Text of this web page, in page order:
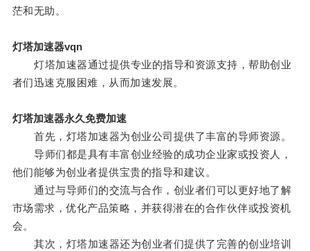
茫和无助。
灯塔加速器vqn
灯塔加速器通过提供专业的指导和资源支持，帮助创业
者们迅速克服困难，从而加速发展。
灯塔加速器永久免费加速
首先，灯塔加速器为创业公司提供了丰富的导师资源。
导师们都是具有丰富创业经验的成功企业家或投资人，
他们能够为创业者提供宝贵的指导和建议。
通过与导师们的交流与合作，创业者们可以更好地了解
市场需求，优化产品策略，并获得潜在的合作伙伴或投资机
会。
其次，灯塔加速器还为创业者们提供了完善的创业培训